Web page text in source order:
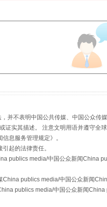
生物安全法正式
"炒鞋教程"里的
并不表明中国公共传媒、中国公众
实其描述。 注意文明用语并遵守全球
信息服务管理规定》。
起的法律责任。
publics media/中国公众新闻China
China publics media/中国公众新闻
publics media/中国公众新闻